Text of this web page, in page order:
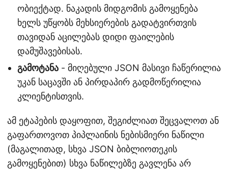
ობიექტად. ნაკადის მიდგომის გამოყენება
ხელს უწყობს მეხსიერების გადატვირთვის
თავიდან აცილებას დიდი ფაილების
დამუშავებისას.
გამოტანა - მიღებული JSON მასივი ჩაწერილია
უკან საცავში ან პირდაპირ გადმოწერილია
კლიენტისთვის.
ამ ეტაპების დაყოფით, შეგიძლიათ შეცვალოთ ან
გაფართოვოთ პიპლაინის ნებისმიერი ნაწილი
(მაგალითად, სხვა JSON ბიბლიოთეკის
გამოყენებით) სხვა ნაწილებზე გავლენა არ